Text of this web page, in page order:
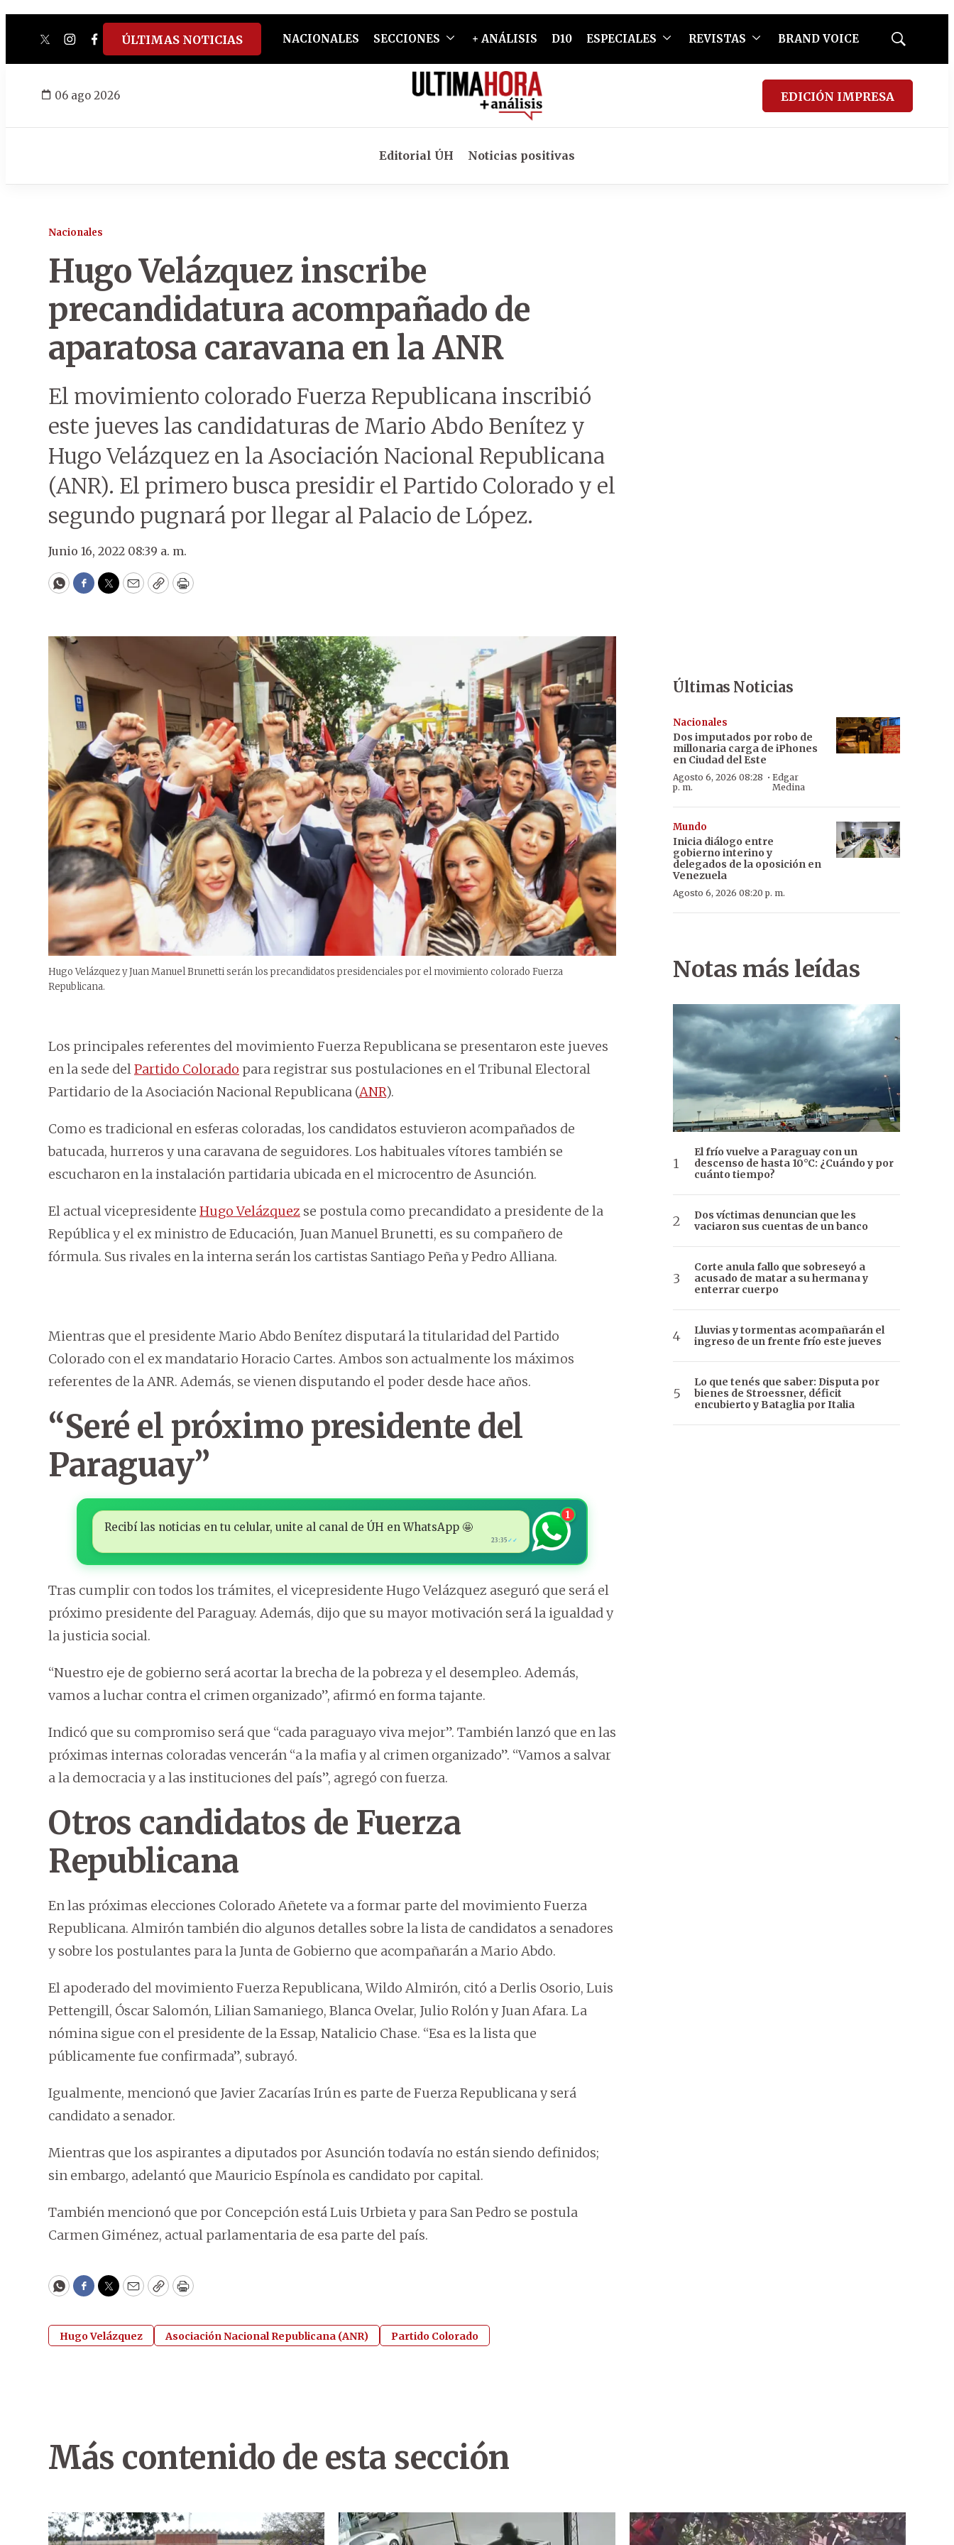
twitterinstagram
facebook
tiktokyoutube
spotify
ÚLTIMAS NOTICIAS NACIONALES SECCIONES + ANÁLISIS D10 ESPECIALES REVISTAS BRAND VOICE
Mostrar
06 ago 2026 EDICIÓN IMPRESA
Editorial ÚH Noticias positivas
Nacionales
Hugo Velázquez inscribe
precandidatura acompañado de
aparatosa caravana en la ANR
El movimiento colorado Fuerza Republicana inscribió
este jueves las candidaturas de Mario Abdo Benítez y
Hugo Velázquez en la Asociación Nacional Republicana
(ANR). El primero busca presidir el Partido Colorado y el
segundo pugnará por llegar al Palacio de López.
Junio 16, 2022 08:39 a. m.
WhatsApp
Facebook
Twitter
EmailCopyPrint
Hugo Velázquez y Juan Manuel Brunetti serán los precandidatos presidenciales por el movimiento colorado Fuerza
Republicana.
Los principales referentes del movimiento Fuerza Republicana se presentaron este jueves
en la sede delPartido Colorado para registrar sus postulaciones en el Tribunal Electoral
Partidario de la Asociación Nacional Republicana (ANR).
Como es tradicional en esferas coloradas, los candidatos estuvieron acompañados de
batucada, hurreros y una caravana de seguidores. Los habituales vítores también se
escucharon en la instalación partidaria ubicada en el microcentro de Asunción.
El actual vicepresidente Hugo Velázquez se postula como precandidato a presidente de la
República y el ex ministro de Educación, Juan Manuel Brunetti, es su compañero de
fórmula. Sus rivales en la interna serán los cartistas Santiago Peña y Pedro Alliana.
Mientras que el presidente Mario Abdo Benítez disputará la titularidad del Partido
Colorado con el ex mandatario Horacio Cartes. Ambos son actualmente los máximos
referentes de la ANR. Además, se vienen disputando el poder desde hace años.
“Seré el próximo presidente del
Paraguay”
Recibí las noticias en tu celular, unite al canal de ÚH en WhatsApp 🤩
23:35 ✓✓
1
Tras cumplir con todos los trámites, el vicepresidente Hugo Velázquez aseguró que será el
próximo presidente del Paraguay. Además, dijo que su mayor motivación será la igualdad y
la justicia social.
“Nuestro eje de gobierno será acortar la brecha de la pobreza y el desempleo. Además,
vamos a luchar contra el crimen organizado”, afirmó en forma tajante.
Indicó que su compromiso será que “cada paraguayo viva mejor”. También lanzó que en las
próximas internas coloradas vencerán “a la mafia y al crimen organizado”. “Vamos a salvar
a la democracia y a las instituciones del país”, agregó con fuerza.
Otros candidatos de Fuerza
Republicana
En las próximas elecciones Colorado Añetete va a formar parte del movimiento Fuerza
Republicana. Almirón también dio algunos detalles sobre la lista de candidatos a senadores
y sobre los postulantes para la Junta de Gobierno que acompañarán a Mario Abdo.
El apoderado del movimiento Fuerza Republicana, Wildo Almirón, citó a Derlis Osorio, Luis
Pettengill, Óscar Salomón, Lilian Samaniego, Blanca Ovelar, Julio Rolón y Juan Afara. La
nómina sigue con el presidente de la Essap, Natalicio Chase. “Esa es la lista que
públicamente fue confirmada”, subrayó.
Igualmente, mencionó que Javier Zacarías Irún es parte de Fuerza Republicana y será
candidato a senador.
Mientras que los aspirantes a diputados por Asunción todavía no están siendo definidos;
sin embargo, adelantó que Mauricio Espínola es candidato por capital.
También mencionó que por Concepción está Luis Urbieta y para San Pedro se postula
Carmen Giménez, actual parlamentaria de esa parte del país.
WhatsApp
Facebook
Twitter
EmailCopyPrint
Hugo Velázquez Asociación Nacional Republicana (ANR) Partido Colorado
Últimas Noticias
Nacionales
Dos imputados por robo de
millonaria carga de iPhones
en Ciudad del Este
Agosto 6, 2026 08:28
p. m.
· Edgar
Medina
Mundo
Inicia diálogo entre
gobierno interino y
delegados de la oposición en
Venezuela
Agosto 6, 2026 08:20 p. m.
Notas más leídas
El frío vuelve a Paraguay con un
descenso de hasta 10°C: ¿Cuándo y por
cuánto tiempo?
Dos víctimas denuncian que les
vaciaron sus cuentas de un banco
Corte anula fallo que sobreseyó a
acusado de matar a su hermana y
enterrar cuerpo
Lluvias y tormentas acompañarán el
ingreso de un frente frío este jueves
Lo que tenés que saber: Disputa por
bienes de Stroessner, déficit
encubierto y Bataglia por Italia
Más contenido de esta sección